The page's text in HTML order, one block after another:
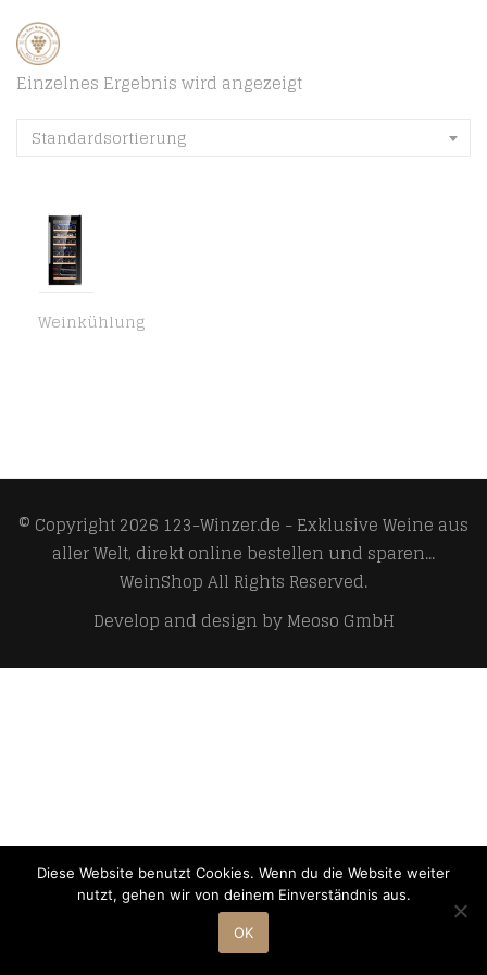
Einzelnes Ergebnis wird angezeigt
Standardsortierung
Weinkühlung
© Copyright 2026 123-Winzer.de - Exklusive Weine aus
aller Welt, direkt online bestellen und sparen...
WeinShopAll Rights Reserved.
Develop and design byMeoso GmbH
Diese Website benutzt Cookies. Wenn du die Website weiter
nutzt, gehen wir von deinem Einverständnis aus.
OK